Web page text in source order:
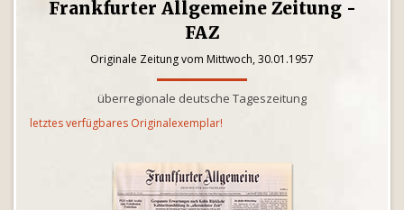
Frankfurter Allgemeine Zeitung -
FAZ
Originale Zeitung vom Mittwoch, 30.01.1957
überregionale deutsche Tageszeitung
letztes verfügbares Originalexemplar!